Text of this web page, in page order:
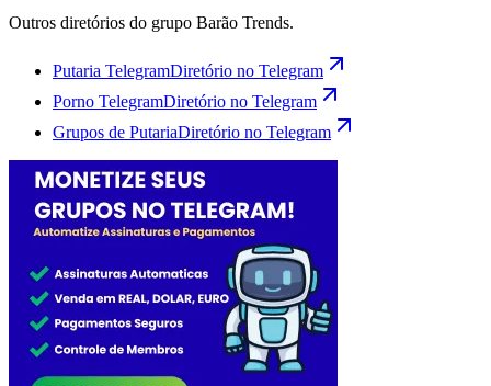
Outros diretórios do grupo Barão Trends.
Putaria TelegramDiretório no Telegram
Porno TelegramDiretório no Telegram
Grupos de PutariaDiretório no Telegram